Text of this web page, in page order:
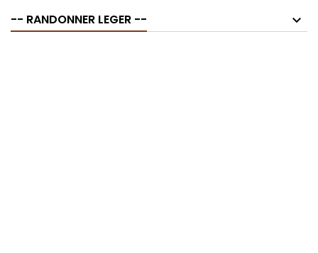
-- RANDONNER LEGER --